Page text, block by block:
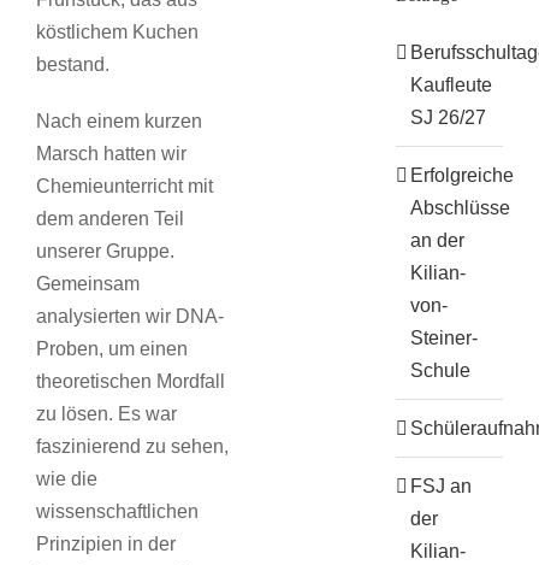
köstlichem Kuchen
bestand.
Nach einem kurzen
Marsch hatten wir
Chemieunterricht mit
dem anderen Teil
unserer Gruppe.
Gemeinsam
analysierten wir DNA-
Proben, um einen
theoretischen Mordfall
zu lösen. Es war
faszinierend zu sehen,
wie die
wissenschaftlichen
Prinzipien in der
Kaufleute
SJ 26/27
Erfolgreiche
Abschlüsse
an der
Kilian-
von-
Steiner-
Schule
FSJ an
der
Kilian-